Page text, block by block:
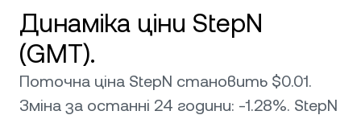
Динаміка ціни StepN
(GMT).
Поточна ціна StepN становить $0.01.
Зміна за останні 24 години: -1.28%. StepN